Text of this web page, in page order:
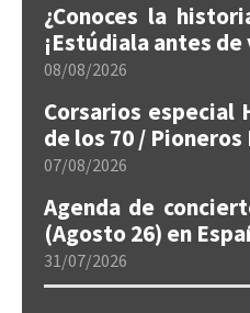
¿Conoces la
¡Estúdiala antes
08/08/2026
Corsarios especial
de los 70 / Pioneros
07/08/2026
Agenda de
(Agosto 26) en
31/07/2026